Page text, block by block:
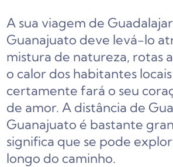
A sua viagem de
Guanajuato deve levá-lo
mistura de natureza, rotas
o calor dos habitantes
certamente fará o seu
de amor. A distância de
Guanajuato é bastante
significa que se pode
longo do caminho.